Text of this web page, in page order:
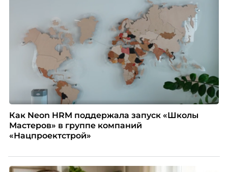
Как Neon HRM поддержала запуск «Школы
Мастеров» в группе компаний
«Нацпроектстрой»